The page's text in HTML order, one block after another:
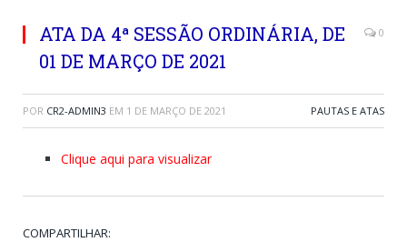
ATA DA 4ª SESSÃO ORDINÁRIA, DE
01 DE MARÇO DE 2021
0
POR CR2-ADMIN3 EM 1 DE MARÇO DE 2021 PAUTAS E ATAS
Clique aqui para visualizar
COMPARTILHAR: